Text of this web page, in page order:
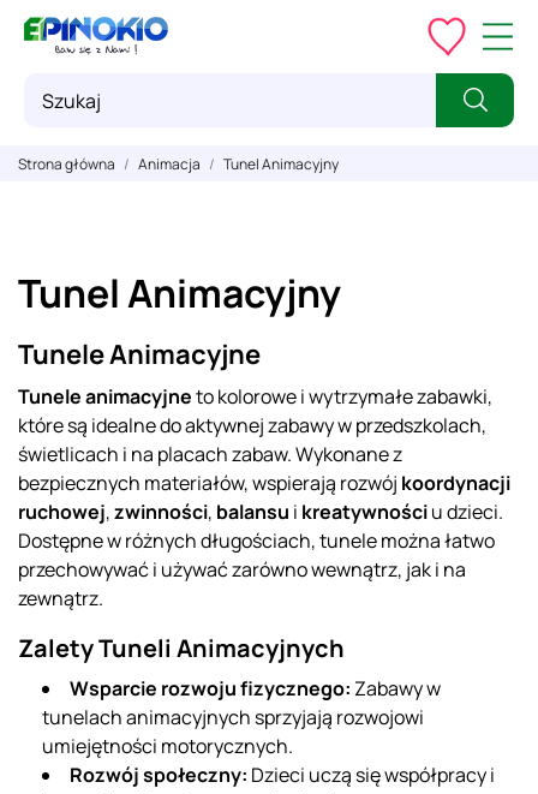
Strona główna Animacja Tunel Animacyjny
Tunel Animacyjny
Tunele Animacyjne
Tunele animacyjneto kolorowe i wytrzymałe zabawki,
które są idealne do aktywnej zabawy w przedszkolach,
świetlicach i na placach zabaw. Wykonane z
bezpiecznych materiałów, wspierają rozwój koordynacji
ruchowej,zwinności, balansu i kreatywnościu dzieci.
Dostępne w różnych długościach, tunele można łatwo
przechowywać i używać zarówno wewnątrz, jak i na
zewnątrz.
Zalety Tuneli Animacyjnych
Wsparcie rozwoju fizycznego: Zabawy w
tunelach animacyjnych sprzyjają rozwojowi
umiejętności motorycznych.
Rozwój społeczny: Dzieci uczą się współpracy i